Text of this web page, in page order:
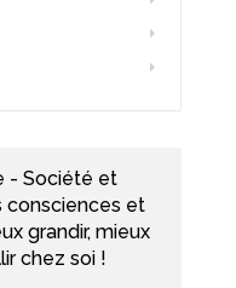
- Société et
consciences et
grandir, mieux
chez soi !